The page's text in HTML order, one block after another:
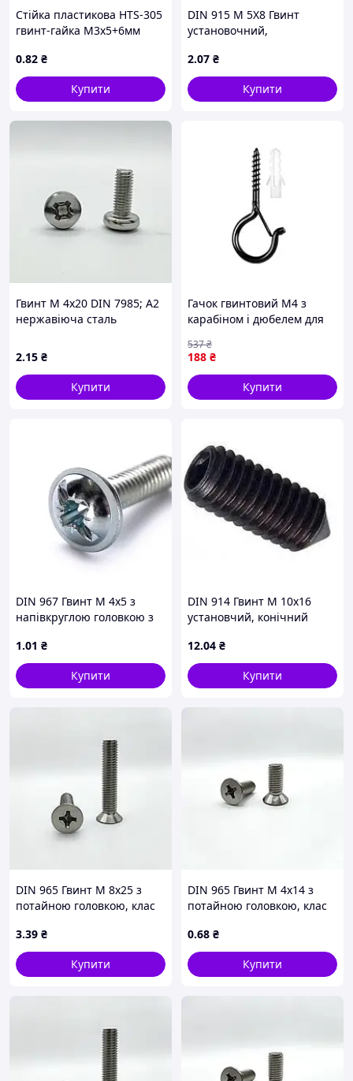
Стійка пластикова HTS-305
гвинт-гайка М3x5+6мм
0.82 ₴
Купити
DIN 915 М 5Х8 Гвинт
установочний,
(цапфа), без покриття
2.07 ₴
Купити
Гвинт М 4х20 DIN 7985; А2
нержавіюча сталь
2.15 ₴
Купити
Гачок гвинтовий М4 з
карабіном і дюбелем для
Мрія )
188 ₴
537₴
Купити
DIN 967 Гвинт М 4х5 з
напівкруглою головкою з
4.6, оцинкований
1.01 ₴
Купити
DIN 914 Гвинт М 10х16
установчий, конічний
12.04 ₴
Купити
DIN 965 Гвинт М 8х25 з
потайною головкою, клас
3.39 ₴
Купити
DIN 965 Гвинт М 4х14 з
потайною головкою, клас
0.68 ₴
Купити